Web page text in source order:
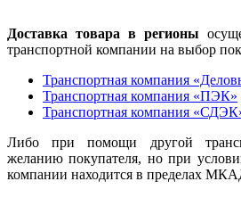
Доставка товара в регионы
транспортной компании на выбор
Транспортная компания
Транспортная компания «ПЭК»
Транспортная компания
Либо при помощи другой
желанию покупателя, но при
компании находится в пределах